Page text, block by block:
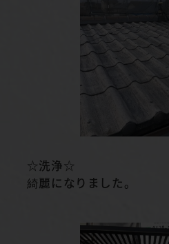
☆洗浄☆
綺麗になりました。